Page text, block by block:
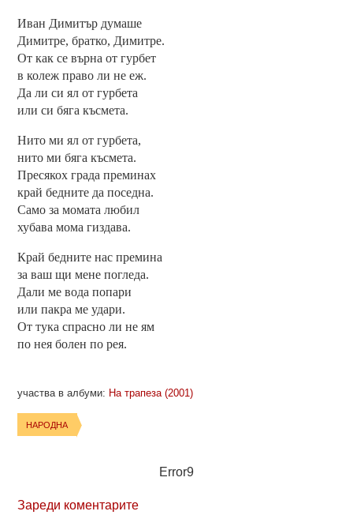
Иван Димитър думаше
Димитре, братко, Димитре.
От как се върна от гурбет
в колеж право ли не еж.
Да ли си ял от гурбета
или си бяга късмета.
Нито ми ял от гурбета,
нито ми бяга късмета.
Пресякох града преминах
край бедните да поседна.
Само за момата любил
хубава мома гиздава.
Край бедните нас премина
за ваш щи мене погледа.
Дали ме вода попари
или пакра ме удари.
От тука спрасно ли не ям
по нея болен по рея.
участва в албуми: На трапеза (2001)
НАРОДНА
Error9
Зареди коментарите